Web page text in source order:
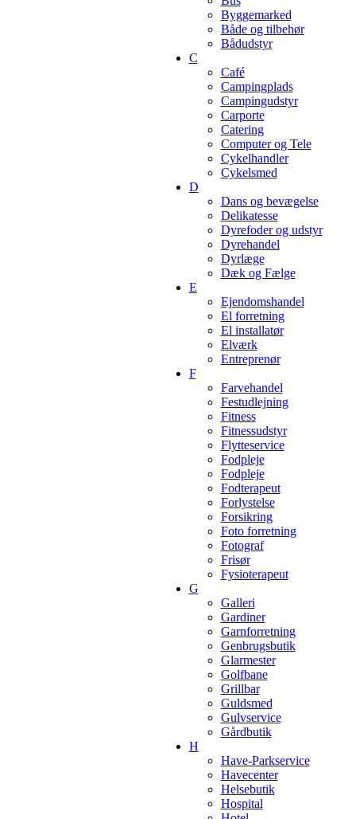
Byggemarked
Både og tilbehør
Bådudstyr
C
Café
Campingplads
Campingudstyr
Carporte
Catering
Computer og Tele
Cykelhandler
Cykelsmed
D
Dans og bevægelse
Delikatesse
Dyrefoder og udstyr
Dyrehandel
Dyrlæge
Dæk og Fælge
E
Ejendomshandel
El forretning
El installatør
Elværk
Entreprenør
F
Farvehandel
Festudlejning
Fitness
Fitnessudstyr
Flytteservice
Fodpleje
Fodpleje
Fodterapeut
Forlystelse
Forsikring
Foto forretning
Fotograf
Frisør
Fysioterapeut
G
Galleri
Gardiner
Garnforretning
Genbrugsbutik
Glarmester
Golfbane
Grillbar
Guldsmed
Gulvservice
Gårdbutik
H
Have-Parkservice
Havecenter
Helsebutik
Hospital